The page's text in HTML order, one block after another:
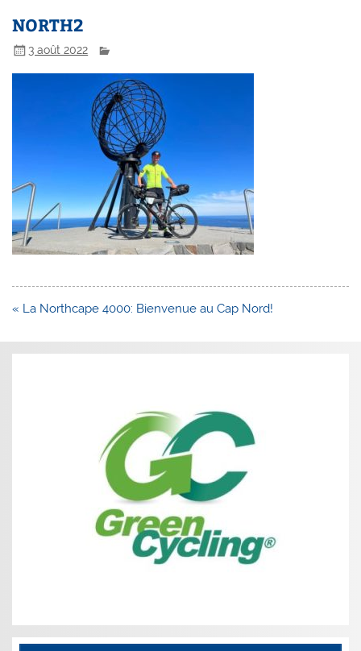
NORTH2
3 août 2022
Navigation
l’article
« La Northcape 4000: Bienvenue au Cap Nord!